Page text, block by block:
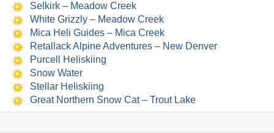
Selkirk – Meadow Creek
White Grizzly – Meadow Creek
Mica Heli Guides – Mica Creek
Retallack Alpine Adventures – New Denver
Purcell Heliskiing
Snow Water
Stellar Heliskiing
Great Northern Snow Cat – Trout Lake